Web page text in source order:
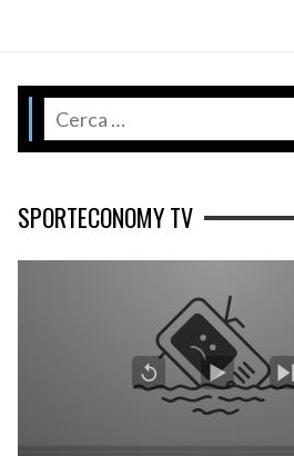
SPORTECONOMY TV